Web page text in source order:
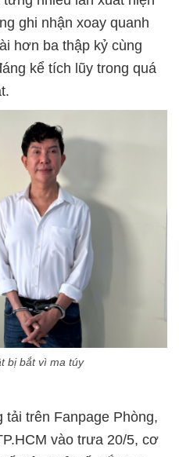
ghi nhận xoay quanh
hơn ba thập kỷ cùng
kể tích lũy trong quá
bị bắt vì ma túy
trên Fanpage Phòng,
vào trưa 20/5, cơ